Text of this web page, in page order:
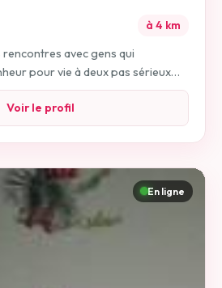
à 4 km
avec gens qui
pour vie à deux pas sérieux
temps ⌛️ des plaisantins je suis
Voir le profil
En ligne